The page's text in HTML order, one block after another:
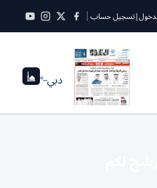
|تسجيل حساب
دبي--°